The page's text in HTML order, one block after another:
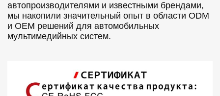
автопроизводителями и известными брендами,
мы накопили значительный опыт в области ODM
и OEM решений для автомобильных
мультимедийных систем.